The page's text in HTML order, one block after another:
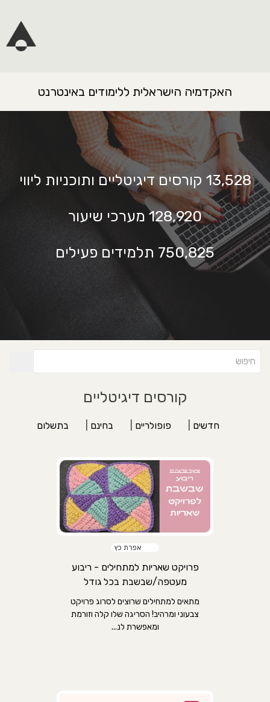
האקדמיה הישראלית ללימודים באינטרנט
13,528 קורסים דיגיטליים ותוכניות ליווי
128,920 מערכי שיעור
750,825 תלמידים פעילים
קורסים דיגיטליים
חדשים פופולריים בחינם בתשלום
אפרת כץ
פרויקט שאריות למתחילים - ריבוע
מעטפה/שבשבת בכל גודל
מתאים למתחילים שרוצים לסרוג פרויקט
צבעוני ומרהיב! הסריגה שלו קלה וזורמת
ומאפשרת לנ...